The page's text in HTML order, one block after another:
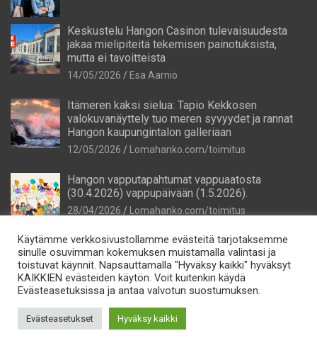
Keskustelu Hangon Casinon tulevaisuudesta
jakaa mielipiteitä tekemisen painotuksista,
mutta ei tavoitteista
14/05/2026 Esa Aarnio
Itämeren kaksi sielua: Tapio Kekkosen
valokuvanäyttely tuo meren syvyydet ja rannat
Hangon kaupungintalon galleriaan
12/05/2026 Lomahanko.com/toimitus
Hangon vapputapahtumat vappuaatosta
(30.4.2026) vappupäivään (1.5.2026).
28/04/2026 Lomahanko.com/toimitus
Tietosuoja
Lomahanko Oy e-mail: info@lomahanko.fi p. 044 544 64 25
Käytämme verkkosivustollamme evästeitä tarjotaksemme
sinulle osuvimman kokemuksen muistamalla valintasi ja
toistuvat käynnit. Napsauttamalla "Hyväksy kaikki" hyväksyt
KAIKKIEN evästeiden käytön. Voit kuitenkin käydä
Evästeasetuksissa ja antaa valvotun suostumuksen.
Evästeasetukset Hyväksy kaikki